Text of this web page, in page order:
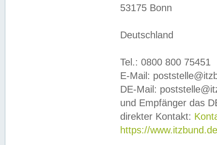
53175 Bonn
Deutschland
Tel.: 0800 800 75451
E-Mail:
DE-Mail:
und Empfänger das
direkter Kontakt:
https://